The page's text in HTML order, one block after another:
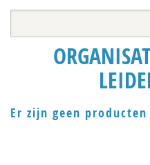
Antoinette Bolscher
Herman van den
R. Brohm
Laurens de Graaf
Er zijn geen